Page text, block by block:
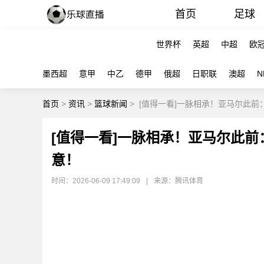
首页 足球
世界杯 英超 中超 欧
墨西超 意甲 中乙 德甲 俄超 日职联 澳超
首页 > 资讯 > 篮球新闻 > [值得一看]一脉相承！亚马尔此前
[值得一看]一脉相承！亚马尔此
意！
时间：2026-06-09 17:49:09 来源：腾讯体育